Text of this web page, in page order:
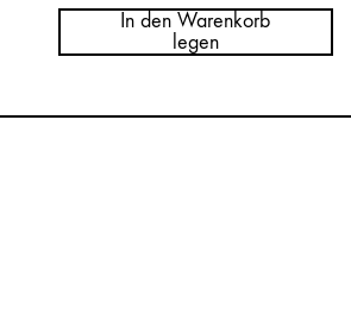
Green
Day-
In den Warenkorb
legen